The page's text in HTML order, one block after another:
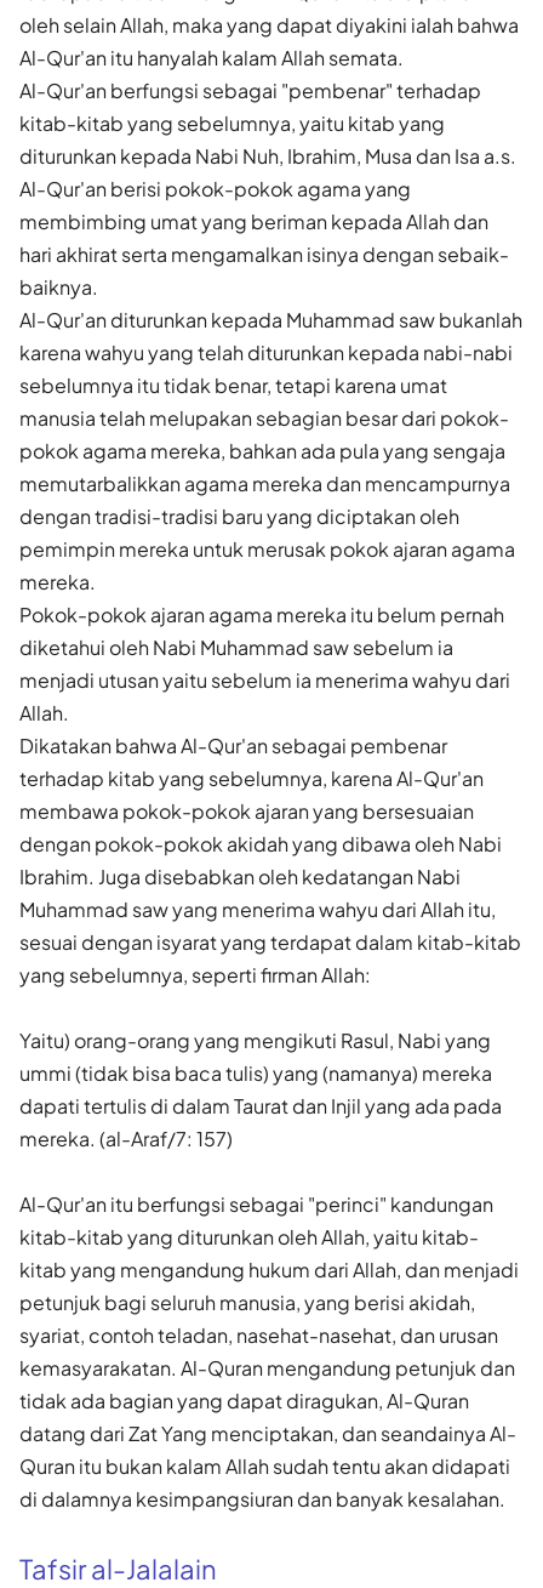
oleh selain Allah, maka yang dapat diyakini ialah bahwa
Al-Qur'an itu hanyalah kalam Allah semata.
Al-Qur'an berfungsi sebagai "pembenar" terhadap
kitab-kitab yang sebelumnya, yaitu kitab yang
diturunkan kepada Nabi Nuh, Ibrahim, Musa dan Isa a.s.
Al-Qur'an berisi pokok-pokok agama yang
membimbing umat yang beriman kepada Allah dan
hari akhirat serta mengamalkan isinya dengan sebaik-
baiknya.
Al-Qur'an diturunkan kepada Muhammad saw bukanlah
karena wahyu yang telah diturunkan kepada nabi-nabi
sebelumnya itu tidak benar, tetapi karena umat
manusia telah melupakan sebagian besar dari pokok-
pokok agama mereka, bahkan ada pula yang sengaja
memutarbalikkan agama mereka dan mencampurnya
dengan tradisi-tradisi baru yang diciptakan oleh
pemimpin mereka untuk merusak pokok ajaran agama
mereka.
Pokok-pokok ajaran agama mereka itu belum pernah
diketahui oleh Nabi Muhammad saw sebelum ia
menjadi utusan yaitu sebelum ia menerima wahyu dari
Allah.
Dikatakan bahwa Al-Qur'an sebagai pembenar
terhadap kitab yang sebelumnya, karena Al-Qur'an
membawa pokok-pokok ajaran yang bersesuaian
dengan pokok-pokok akidah yang dibawa oleh Nabi
Ibrahim. Juga disebabkan oleh kedatangan Nabi
Muhammad saw yang menerima wahyu dari Allah itu,
sesuai dengan isyarat yang terdapat dalam kitab-kitab
yang sebelumnya, seperti firman Allah:
Yaitu) orang-orang yang mengikuti Rasul, Nabi yang
ummi (tidak bisa baca tulis) yang (namanya) mereka
dapati tertulis di dalam Taurat dan Injil yang ada pada
mereka. (al-Araf/7: 157)
Al-Qur'an itu berfungsi sebagai "perinci" kandungan
kitab-kitab yang diturunkan oleh Allah, yaitu kitab-
kitab yang mengandung hukum dari Allah, dan menjadi
petunjuk bagi seluruh manusia, yang berisi akidah,
syariat, contoh teladan, nasehat-nasehat, dan urusan
kemasyarakatan. Al-Quran mengandung petunjuk dan
tidak ada bagian yang dapat diragukan, Al-Quran
datang dari Zat Yang menciptakan, dan seandainya Al-
Quran itu bukan kalam Allah sudah tentu akan didapati
di dalamnya kesimpangsiuran dan banyak kesalahan.
Tafsir al-Jalalain